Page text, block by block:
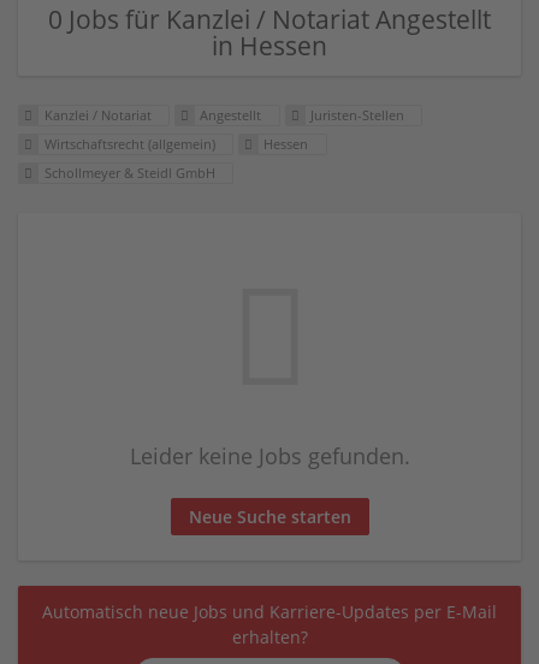
0 Jobs für Kanzlei / Notariat Angestellt
in Hessen
Kanzlei / Notariat Angestellt
Juristen-Stellen
Wirtschaftsrecht (allgemein)
Hessen
Schollmeyer & Steidl GmbH
Leider keine Jobs gefunden.
Neue Suche starten
Automatisch neue Jobs und Karriere-Updates per E-Mail
erhalten?